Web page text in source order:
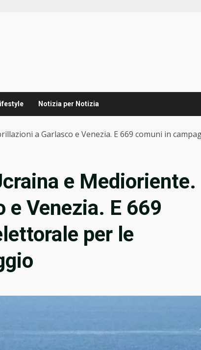
Notizia per Notizia
a Garlasco e Venezia. E 669 comuni in
e Medioriente.
e Venezia. E 669
per le